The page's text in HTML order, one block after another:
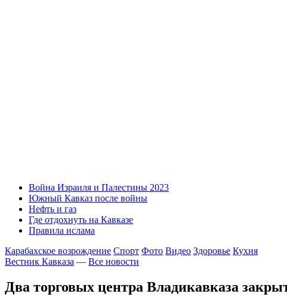
Война Израиля и Палестины 2023
Южный Кавказ после войны
Нефть и газ
Где отдохнуть на Кавказе
Правила ислама
Карабахское возрождение Спорт Фото Видео Здоровье Кухня
Вестник Кавказа — Все новости
Два торговых центра Владикавказа